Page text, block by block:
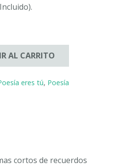
AL CARRITO
eres tú, Poesía
cortos de recuerdos